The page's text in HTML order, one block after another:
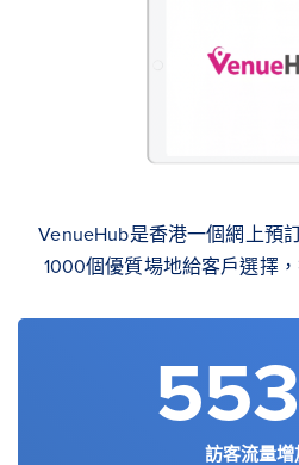
VenueHub是香港一個網上預
1000個優質場地給客戶選擇
訪客流量增